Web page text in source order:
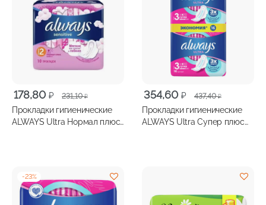
231,10₽
Первоначальная
цена
составляла
178,80 ₽
Текущая
цена:
178,80 ₽.
Прокладки гигиенические
ALWAYS Ultra Нормал плюс
437,40₽
Первоначальная
цена
составляла
354,60 ₽
Текущая
цена:
354,60 ₽.
Прокладки гигиенические
ALWAYS Ultra Супер плюс
-23%